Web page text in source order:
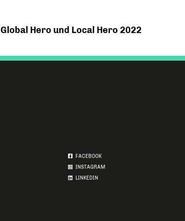
Global Hero und Local Hero 2022
FACEBOOK
INSTAGRAM
LINKEDIN